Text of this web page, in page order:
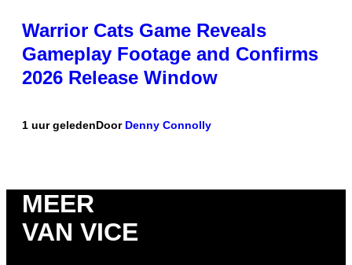
Warrior Cats Game Reveals
Gameplay Footage and Confirms
2026 Release Window
1 uur geledenDoor Denny Connolly
MEER
VAN VICE